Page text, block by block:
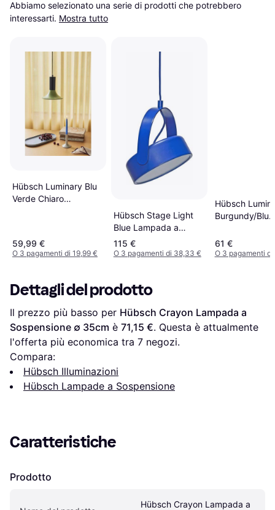
Abbiamo selezionato una serie di prodotti che potrebbero
interessarti. Mostra tutto
Hübsch Luminary Blu
Verde Chiaro
59,99 €
O 3 pagamenti di 19,99 €
Hübsch Stage Light
Blue Lampada a
Sospensione 22cm
115 €
O 3 pagamenti di 38,33 €
Hübsch
Burgundy/Blu
Sospensione
61 €
O 3 pagamenti
Dettagli del prodotto
Il prezzo più basso per Hübsch Crayon Lampada a
Sospensione ∅ 35cm è 71,15 €. Questa è attualmente
l'offerta più economica tra 7 negozi.
Compara:
Hübsch Illuminazioni
Hübsch Lampade a Sospensione
Caratteristiche
Prodotto
Hübsch Crayon Lampada a